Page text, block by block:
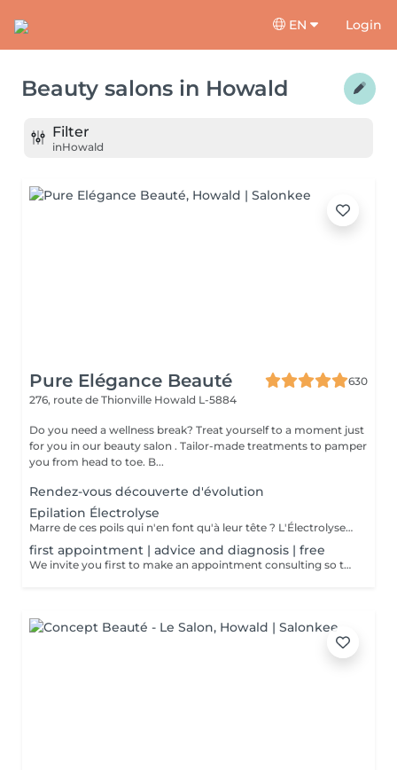
EN Login
Beauty salons in Howald
Filter
inHowald
Pure Elégance Beauté
630
276, route de Thionville Howald L-5884
Do you need a wellness break? Treat yourself to a moment just
for you in our beauty salon . Tailor-made treatments to pamper
you from head to toe. B...
Rendez-vous découverte d'évolution
Epilation Électrolyse
Marre de ces poils qui n'en font qu'à leur tête ? L'Électrolyse est l'unique méthode reconnue comme 100% définitive, poil par poil. Elle neutralise tout, même les poils blonds, blancs ou ceux que le laser a ratés. C'est précis, c'est permanent. Le prix s'ajuste à la minute : vous ne payez que le temps vraiment nécessaire.
first appointment | advice and diagnosis | free
We invite you first to make an appointment consulting so that we can make a detailed diagnosis! We will find together with you the appropriate solution so that your final hair removal is a success.